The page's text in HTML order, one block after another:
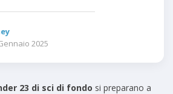
2025
23 di sci di fondo si preparano a